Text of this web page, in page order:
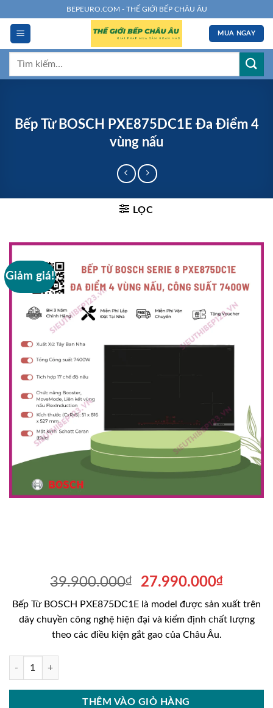
đến
dung
BEPEURO.COM - THẾ GIỚI BẾP CHÂU ÂU
MUA NGAY
Tìm
Bếp Từ BOSCH PXE875DC1E Đa Điểm 4
vùng nấu
LỌC
Giảm giá!
39.900.000₫
Giá
là:
39.900.000₫.
27.990.000₫Giá
hiện
tại
là:
Bếp Từ BOSCH PXE875DC1E là model được sản xuất trên
dây chuyền công nghệ hiện đại và kiểm định chất lượng
theo các điều kiện gắt gao của Châu Âu.
Bếp Từ BOSCH PXE875DC1E Đa Điểm 4 vùng nấu số lượng
THÊM VÀO GIỎ HÀNG